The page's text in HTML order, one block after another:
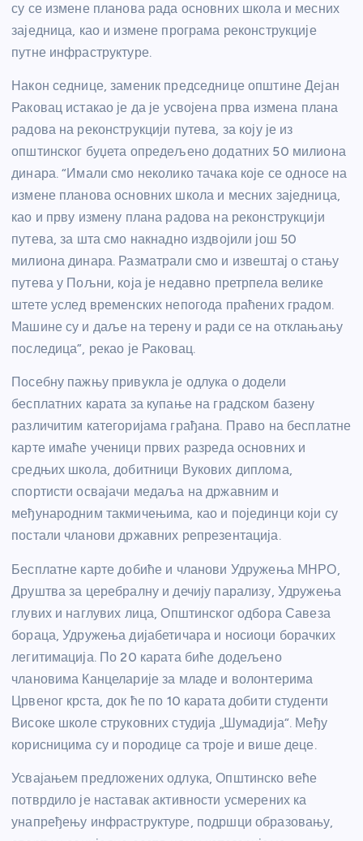
су се измене планова рада основних школа и месних
заједница, као и измене програма реконструкције
путне инфраструктуре.
Након седнице, заменик председнице општине Дејан
Раковац истакао је да је усвојена прва измена плана
радова на реконструкцији путева, за коју је из
општинског буџета опредељено додатних 50 милиона
динара. “Имали смо неколико тачака које се односе на
измене планова основних школа и месних заједница,
као и прву измену плана радова на реконструкцији
путева, за шта смо накнадно издвојили још 50
милиона динара. Разматрали смо и извештај о стању
путева у Пољни, која је недавно претрпела велике
штете услед временских непогода праћених градом.
Машине су и даље на терену и ради се на отклањању
последица”, рекао је Раковац.
Посебну пажњу привукла је одлука о додели
бесплатних карата за купање на градском базену
различитим категоријама грађана. Право на бесплатне
карте имаће ученици првих разреда основних и
средњих школа, добитници Вукових диплома,
спортисти освајачи медаља на државним и
међународним такмичењима, као и појединци који су
постали чланови државних репрезентација.
Бесплатне карте добиће и чланови Удружења МНРО,
Друштва за церебралну и дечију парализу, Удружења
глувих и наглувих лица, Општинског одбора Савеза
бораца, Удружења дијабетичара и носиоци борачких
легитимација. По 20 карата биће додељено
члановима Канцеларије за младе и волонтерима
Црвеног крста, док ће по 10 карата добити студенти
Високе школе струковних студија „Шумадија“. Међу
корисницима су и породице са троје и више деце.
Усвајањем предложених одлука, Општинско веће
потврдило је наставак активности усмерених ка
унапређењу инфраструктуре, подршци образовању,